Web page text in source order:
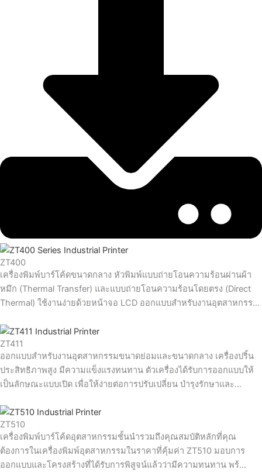
ZT400
เครื่องพิมพ์บาร์โค้ดขนาดกลาง หัวพิมพ์แบบถ่ายโอนความร้อนผ่านผ้า
หมึก (Thermal Transfer) และแบบถ่ายโอนความร้อนโดยตรง (Direct
Thermal) ใช้งานง่ายด้วยหน้าจอ LCD ออกแบบสำหรับงานอุตสาหกรร…
ZT411
ออกแบบสำหรับงานอุตสาหกรรมขนาดย่อมและขนาดกลาง เครื่องปริ้น
ประสิทธิภาพสูง มีความแข็งแรงทนทาน ตัวเครื่องได้รับการออกแบบให้
เป็นลักษณะแบบเปิด เพื่อให้ง่ายต่อการปรับเปลี่ยน บำรุงรักษาและ…
ZT510
เครื่องพิมพ์บาร์โค้ดอุตสาหกรรมชั้นนำรวมถึงคุณสมบัติหลักที่คุณ
ต้องการในเครื่องพิมพ์อุตสาหกรรมในราคาที่คุ้มค่า ZT510 มอบการ
ออกแบบและโครงสร้างที่ได้รับการพิสูจน์แล้วว่ามีความทนทาน พร้…